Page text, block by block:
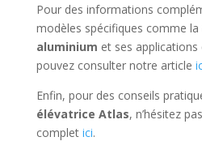
Pour des informations
modèles spécifiques comme la
aluminium et ses applications
pouvez consulter notre article
Enfin, pour des conseils
élévatrice Atlas, n’hésitez
complet ici.